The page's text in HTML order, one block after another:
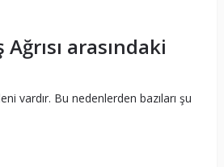
arasındaki
vardır. Bu nedenlerden bazıları şu